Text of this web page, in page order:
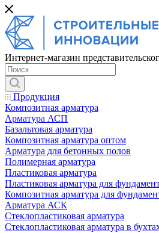
Интернет-магазин
Продукция
Композитная арматура
Арматура АСП
Базальтовая арматура
Композитная арматура оптом
Арматура для бетонных полов
Полимерная арматура
Пластиковая арматура
Пластиковая арматура для
Композитная арматура для
Арматура АСК
Cтеклопластиковая арматура
Стеклопластиковая арматура в